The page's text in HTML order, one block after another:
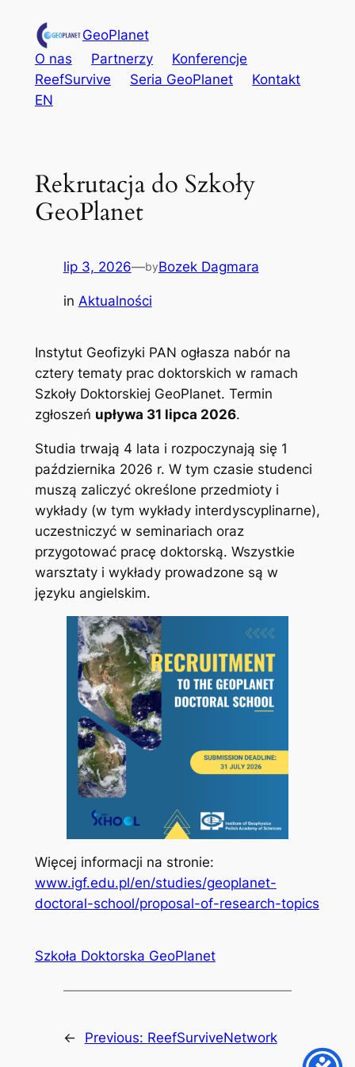
treści
GeoPlanet
O nas
Partnerzy
Konferencje
ReefSurvive
Seria GeoPlanet
Kontakt
EN
Rekrutacja do Szkoły
GeoPlanet
lip 3, 2026—byBozek Dagmara
in Aktualności
Instytut Geofizyki PAN ogłasza nabór na
cztery tematy prac doktorskich w ramach
Szkoły Doktorskiej GeoPlanet. Termin
zgłoszeń upływa 31 lipca 2026.
Studia trwają 4 lata i rozpoczynają się 1
października 2026 r. W tym czasie studenci
muszą zaliczyć określone przedmioty i
wykłady (w tym wykłady interdyscyplinarne),
uczestniczyć w seminariach oraz
przygotować pracę doktorską. Wszystkie
warsztaty i wykłady prowadzone są w
języku angielskim.
Więcej informacji na stronie:
www.igf.edu.pl/en/studies/geoplanet-
doctoral-school/proposal-of-research-topics
Szkoła Doktorska GeoPlanet
← Previous: ReefSurviveNetwork